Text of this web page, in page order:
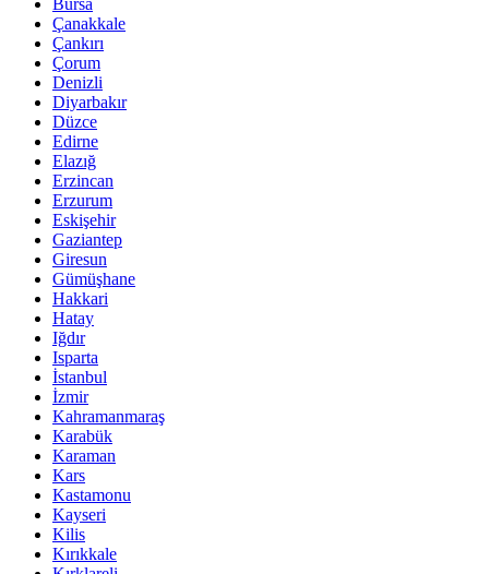
Çanakkale
Çankırı
Çorum
Denizli
Diyarbakır
Düzce
Edirne
Elazığ
Erzincan
Erzurum
Eskişehir
Gaziantep
Giresun
Gümüşhane
Hakkari
Hatay
Iğdır
Isparta
İstanbul
İzmir
Kahramanmaraş
Karabük
Karaman
Kars
Kastamonu
Kayseri
Kilis
Kırıkkale